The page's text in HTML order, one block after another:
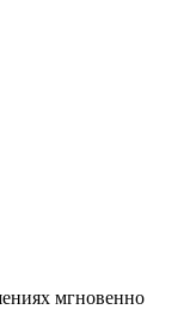
мгновенно